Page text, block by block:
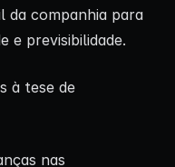
da companhia para
e previsibilidade.
à tese de
nas